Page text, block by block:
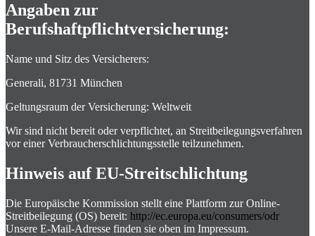
Angaben zur
Berufshaftpflichtversicherung:
Name und Sitz des Versicherers:
Generali, 81731 München
Geltungsraum der Versicherung: Weltweit
Wir sind nicht bereit oder verpflichtet, an Streitbeilegungsverfahren
vor einer Verbraucherschlichtungsstelle teilzunehmen.
Hinweis auf EU-Streitschlichtung
Die Europäische Kommission stellt eine Plattform zur Online-
Streitbeilegung (OS) bereit: http://ec.europa.eu/consumers/odr
Unsere E-Mail-Adresse finden sie oben im Impressum.